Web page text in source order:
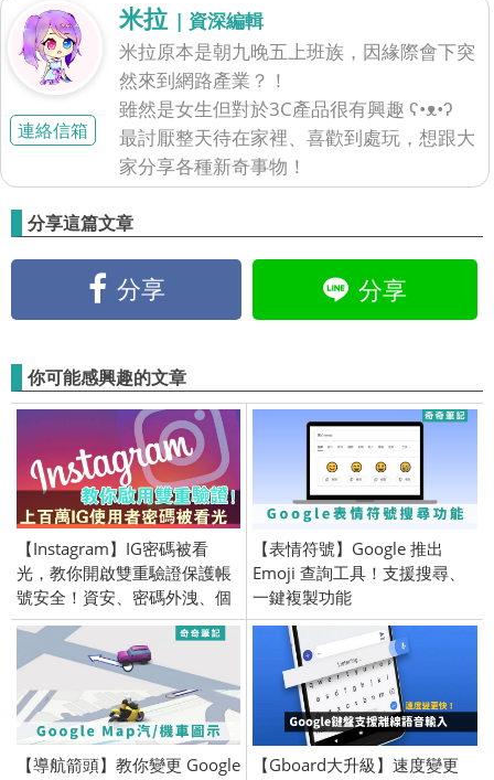
連絡信箱
米拉 | 資深編輯
米拉原本是朝九晚五上班族，因緣際會下突
然來到網路產業？！
雖然是女生但對於3C產品很有興趣 ʕ•ᴥ•ʔ
最討厭整天待在家裡、喜歡到處玩，想跟大
家分享各種新奇事物！
分享這篇文章
分享 分享
你可能感興趣的文章
【Instagram】IG密碼被看
光，教你開啟雙重驗證保護帳
號安全！資安、密碼外洩、個
資
【表情符號】Google 推出
Emoji 查詢工具！支援搜尋、
一鍵複製功能
【導航箭頭】教你變更 Google
【Gboard大升級】速度變更